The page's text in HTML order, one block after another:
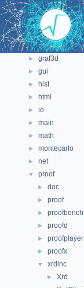
► core
►
► geom
► graf2d
► graf3d
► gui
► hist
► html
► io
► main
► math
► montecarlo
► net
▼ proof
► doc
► proof
► proofbench
► proofd
► proofplayer
► proofx
▼ xrdinc
► Xrd